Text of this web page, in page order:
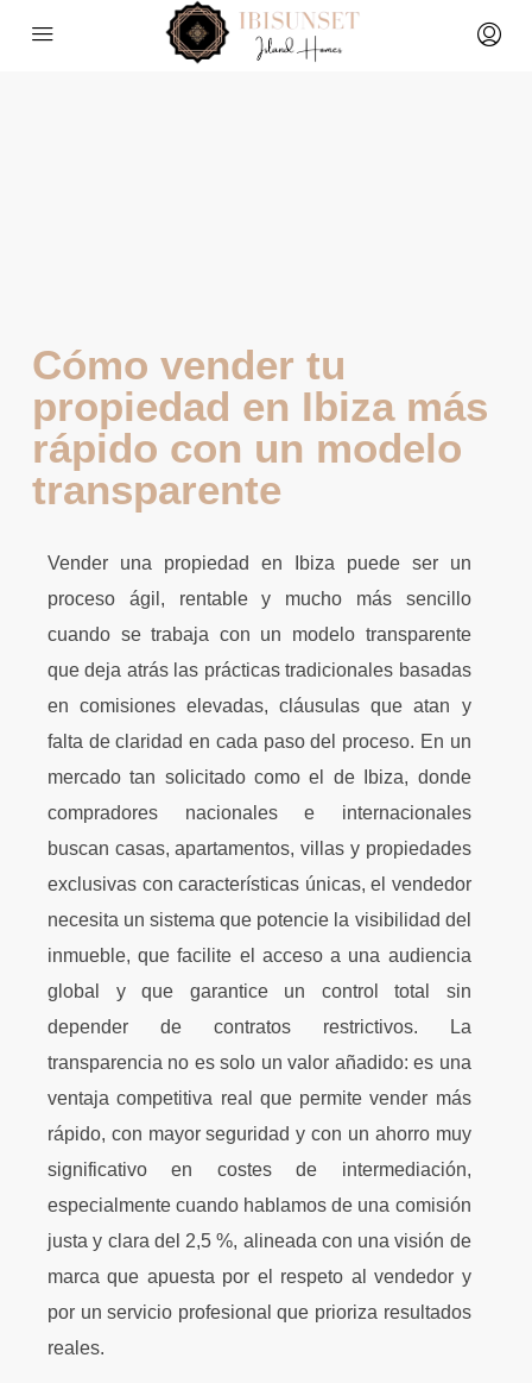
Cómo vender tu
propiedad en Ibiza más
rápido con un modelo
transparente
Vender una propiedad en Ibiza puede ser un
proceso ágil, rentable y mucho más sencillo
cuando se trabaja con un modelo transparente
que deja atrás las prácticas tradicionales basadas
en comisiones elevadas, cláusulas que atan y
falta de claridad en cada paso del proceso. En un
mercado tan solicitado como el de Ibiza, donde
compradores nacionales e internacionales
buscan casas, apartamentos, villas y propiedades
exclusivas con características únicas, el vendedor
necesita un sistema que potencie la visibilidad del
inmueble, que facilite el acceso a una audiencia
global y que garantice un control total sin
depender de contratos restrictivos. La
transparencia no es solo un valor añadido: es una
ventaja competitiva real que permite vender más
rápido, con mayor seguridad y con un ahorro muy
significativo en costes de intermediación,
especialmente cuando hablamos de una comisión
justa y clara del 2,5 %, alineada con una visión de
marca que apuesta por el respeto al vendedor y
por un servicio profesional que prioriza resultados
reales.